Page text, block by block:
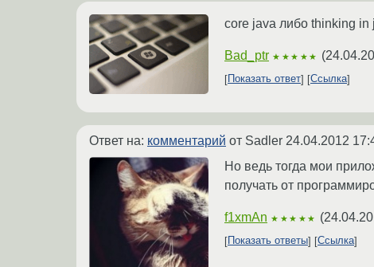
core java либо thinking
Bad_ptr ★★★★★ (
Показать ответ Ссылка
Ответ на: комментарий от Sadler 24.04.2012
Но ведь тогда мои
получать от
f1xmAn ★★★★★ (
Показать ответы
Ссылка